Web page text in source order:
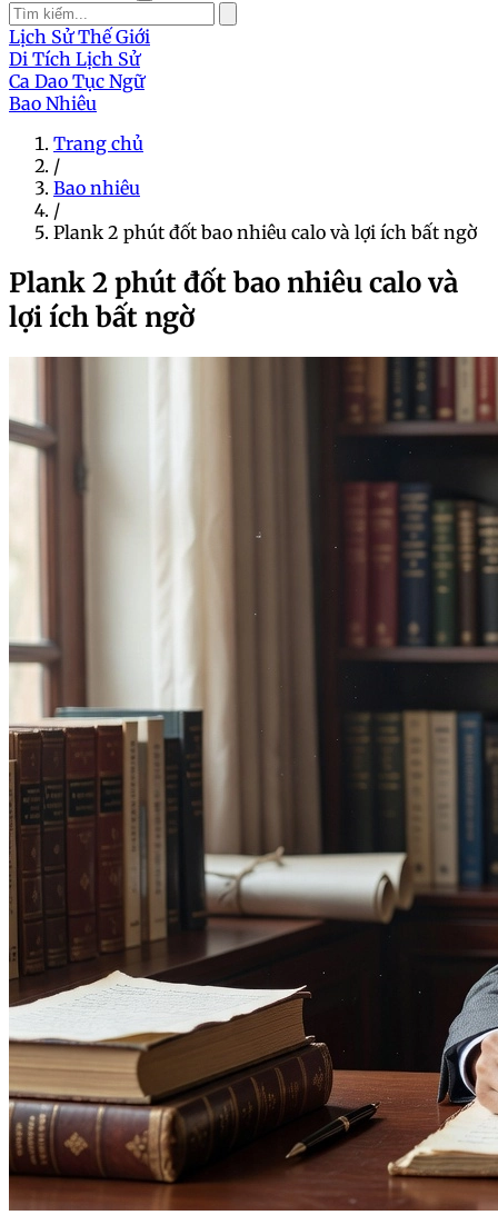
Lịch Sử Thế Giới
Di Tích Lịch Sử
Ca Dao Tục Ngữ
Bao Nhiêu
Trang chủ
/
Bao nhiêu
/
Plank 2 phút đốt bao nhiêu calo và lợi ích bất ngờ
Plank 2 phút đốt bao nhiêu calo và
lợi ích bất ngờ